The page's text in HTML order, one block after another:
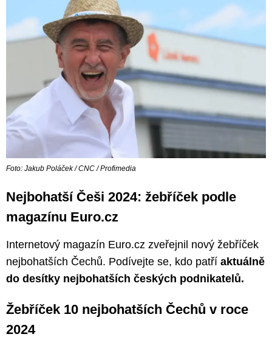
Foto: Jakub Poláček / CNC / Profimedia
Nejbohatší Češi 2024: žebříček podle
magazínu Euro.cz
Internetový magazín Euro.cz zveřejnil nový žebříček
nejbohatších Čechů. Podívejte se, kdo patří aktuálně
do desítky nejbohatších českých podnikatelů.
Žebříček 10 nejbohatších Čechů v roce
2024